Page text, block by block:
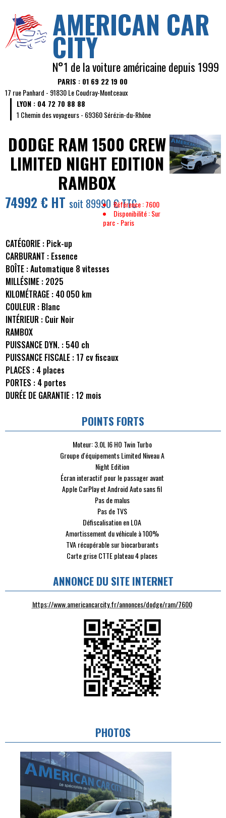
AMERICAN CAR
CITY
N°1 de la voiture américaine depuis 1999
PARIS : 01 69 22 19 00
17 rue Panhard - 91830 Le Coudray-Montceaux
LYON : 04 72 70 88 88
1 Chemin des voyageurs - 69360 Sérézin-du-Rhône
DODGE RAM 1500 CREW
LIMITED NIGHT EDITION
RAMBOX
74992 € HT soit 89990 € TTCRéférence : 7600
Disponibilité : Sur
parc - Paris
CATÉGORIE : Pick-up
CARBURANT : Essence
BOÎTE :Automatique 8 vitesses
MILLÉSIME : 2025
KILOMÉTRAGE : 40 050 km
COULEUR : Blanc
INTÉRIEUR : Cuir Noir
RAMBOX
PUISSANCE DYN. : 540 ch
PUISSANCE FISCALE : 17 cv fiscaux
PLACES : 4 places
PORTES : 4 portes
DURÉE DE GARANTIE : 12 mois
POINTS FORTS
Moteur: 3.0L I6 HO Twin Turbo
Groupe d'équipements Limited Niveau A
Night Edition
Écran interactif pour le passager avant
Apple CarPlay et Android Auto sans fil
Pas de malus
Pas de TVS
Défiscalisation en LOA
Amortissement du véhicule à 100%
TVA récupérable sur biocarburants
Carte grise CTTE plateau 4 places
ANNONCE DU SITE INTERNET
https://www.americancarcity.fr/annonces/dodge/ram/7600
PHOTOS